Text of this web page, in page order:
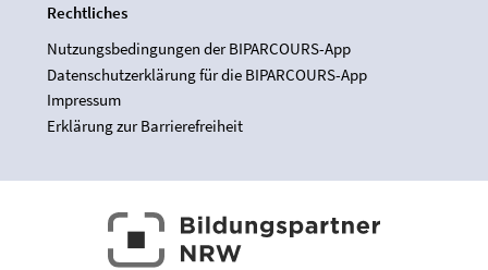
Rechtliches
Nutzungsbedingungen der BIPARCOURS-App
Datenschutzerklärung für die BIPARCOURS-App
Impressum
Erklärung zur Barrierefreiheit